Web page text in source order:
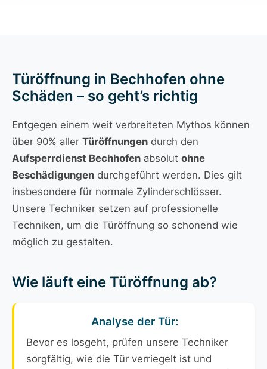
Türöffnung in Bechhofen ohne
Schäden – so geht’s richtig
Entgegen einem weit verbreiteten Mythos können
über 90% aller Türöffnungen durch den
Aufsperrdienst Bechhofen absolut ohne
Beschädigungen durchgeführt werden. Dies gilt
insbesondere für normale Zylinderschlösser.
Unsere Techniker setzen auf professionelle
Techniken, um die Türöffnung so schonend wie
möglich zu gestalten.
Wie läuft eine Türöffnung ab?
Analyse der Tür:
Bevor es losgeht, prüfen unsere Techniker
sorgfältig, wie die Tür verriegelt ist und